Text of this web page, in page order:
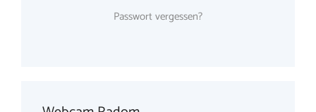
Passwort vergessen?